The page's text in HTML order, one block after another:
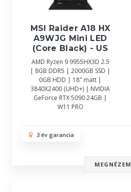
MSI Raider A18 HX
A9WJG Mini LED
(Core Black) - US
AMD Ryzen 9 9955HX3D 2.5
| 8GB DDR5 | 2000GB SSD |
0GB HDD | 18" matt |
3840X2400 (UHD+) | NVIDIA
GeForce RTX 5090 24GB |
W11 PRO
3 év garancia
MEGNÉZEM